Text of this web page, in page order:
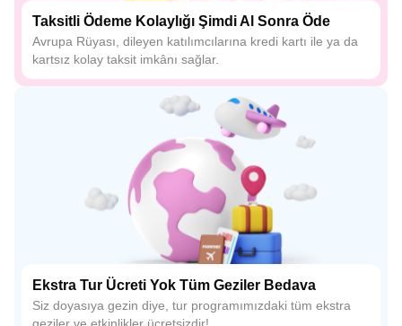
Taksitli Ödeme Kolaylığı Şimdi Al Sonra Öde
Avrupa Rüyası, dileyen katılımcılarına kredi kartı ile ya da
kartsız kolay taksit imkânı sağlar.
Ekstra Tur Ücreti Yok Tüm Geziler Bedava
Siz doyasıya gezin diye, tur programımızdaki tüm ekstra